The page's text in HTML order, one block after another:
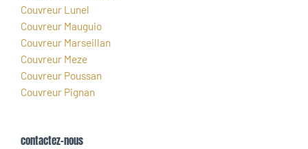
Couvreur Lunel
Couvreur Mauguio
Couvreur Marseillan
Couvreur Meze
Couvreur Poussan
Couvreur Pignan
contactez-nous